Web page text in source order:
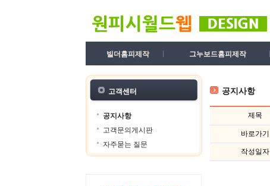
빌더홈피제작 그누보드홈피제작
고객센터
공지사항
고객문의게시판
자주묻는 질문
공지사항
제목
바로가기
작성일자